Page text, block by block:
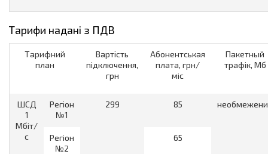
Тарифи надані з ПДВ
Тарифний
план
Вартість
підключення,
грн
Абонентськая
плата, грн/
міс
Пакетный
трафік, Мб
ШСД
1
Мбіт/
с
Регіон
№1
299 85
Регіон
№2
65